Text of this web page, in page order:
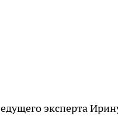
эксперта